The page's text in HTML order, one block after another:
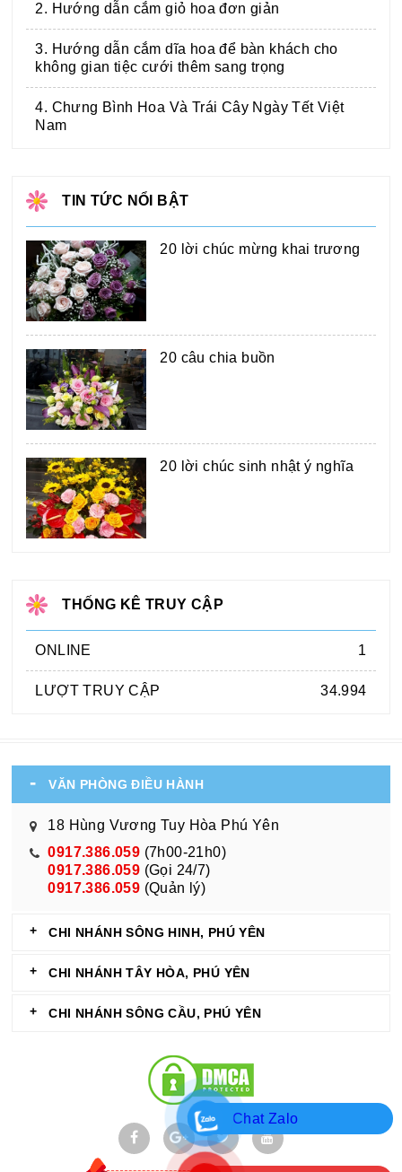
2. Hướng dẫn cắm giỏ hoa đơn giản
3. Hướng dẫn cắm dĩa hoa để bàn khách cho
không gian tiệc cưới thêm sang trọng
4. Chưng Bình Hoa Và Trái Cây Ngày Tết Việt
Nam
TIN TỨC NỔI BẬT
20 lời chúc mừng khai trương
20 câu chia buồn
20 lời chúc sinh nhật ý nghĩa
THỐNG KÊ TRUY CẬP
ONLINE 1
LƯỢT TRUY CẬP 34.994
VĂN PHÒNG ĐIỀU HÀNH
18 Hùng Vương Tuy Hòa Phú Yên
0917.386.059 (7h00-21h0)
0917.386.059 (Gọi 24/7)
0917.386.059 (Quản lý)
CHI NHÁNH SÔNG HINH, PHÚ YÊN
CHI NHÁNH TÂY HÒA, PHÚ YÊN
CHI NHÁNH SÔNG CẦU, PHÚ YÊN
Chat Zalo